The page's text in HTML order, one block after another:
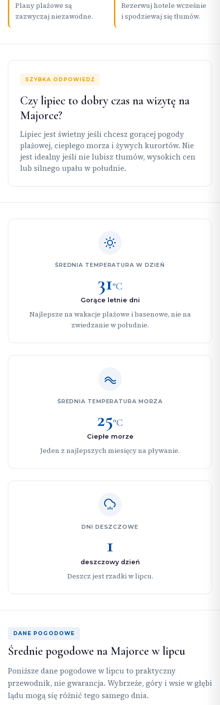
Plany plażowe są
zazwyczaj niezawodne.
Rezerwuj hotele wcześnie
i spodziewaj się tłumów.
SZYBKA ODPOWIEDŹ
Czy lipiec to dobry czas na wizytę na
Majorce?
Lipiec jest świetny jeśli chcesz gorącej pogody
plażowej, ciepłego morza i żywych kurortów. Nie
jest idealny jeśli nie lubisz tłumów, wysokich cen
lub silnego upału w południe.
ŚREDNIA TEMPERATURA W DZIEŃ
31°C
Gorące letnie dni
Najlepsze na wakacje plażowe i basenowe, nie na
zwiedzanie w południe.
ŚREDNIA TEMPERATURA MORZA
25°C
Ciepłe morze
Jeden z najlepszych miesięcy na pływanie.
DNI DESZCZOWE
1
deszczowy dzień
Deszcz jest rzadki w lipcu.
DANE POGODOWE
Średnie pogodowe na Majorce w lipcu
Poniższe dane pogodowe w lipcu to praktyczny
przewodnik, nie gwarancja. Wybrzeże, góry i wsie w głębi
lądu mogą się różnić tego samego dnia.